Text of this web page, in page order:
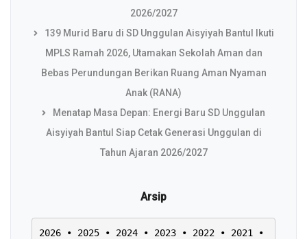
2026/2027
139 Murid Baru di SD Unggulan Aisyiyah Bantul Ikuti
MPLS Ramah 2026, Utamakan Sekolah Aman dan
Bebas Perundungan Berikan Ruang Aman Nyaman
Anak (RANA)
Menatap Masa Depan: Energi Baru SD Unggulan
Aisyiyah Bantul Siap Cetak Generasi Unggulan di
Tahun Ajaran 2026/2027
Arsip
2026 • 2025 • 2024 • 2023 • 2022 • 2021